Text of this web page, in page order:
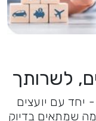
לשרותך
יחד עם יועצים
שמתאים בדיוק